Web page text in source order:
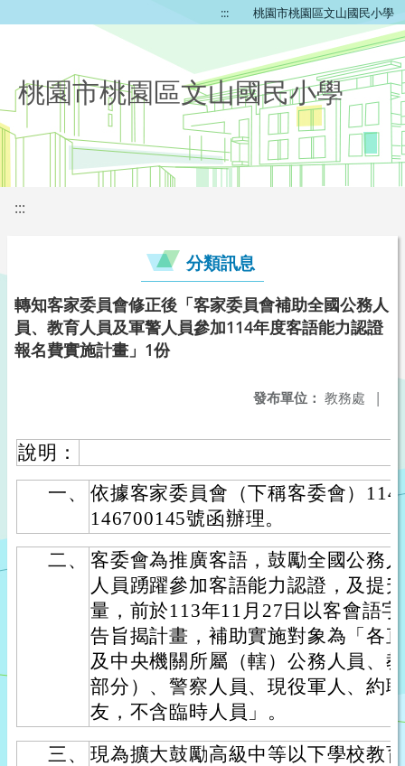
::: 桃園市桃園區文山國民小學
桃園市桃園區文山國民小學
:::
分類訊息
轉知客家委員會修正後「客家委員會補助全國公務人
員、教育人員及軍警人員參加114年度客語能力認證
報名費實施計畫」1份
發布單位： 教務處 |
說明：
一、
依據客家委員會（下稱客委會）
146700145號函辦理。
二、
客委會為推廣客語，鼓勵全國公務
人員踴躍參加客語能力認證，及提
量，前於113年11月27日以客會語
告旨揭計畫，補助實施對象為「各
及中央機關所屬（轄）公務人員、
部分）、警察人員、現役軍人、約
友，不含臨時人員」。
三、
現為擴大鼓勵高級中等以下學校教